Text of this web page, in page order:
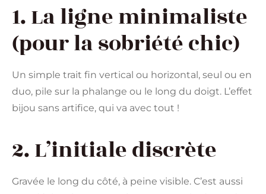
1. La ligne minimaliste
(pour la sobriété chic)
Un simple trait fin vertical ou horizontal, seul ou en
duo, pile sur la phalange ou le long du doigt. L’effet
bijou sans artifice, qui va avec tout !
2. L’initiale discrète
Gravée le long du côté, à peine visible. C’est aussi